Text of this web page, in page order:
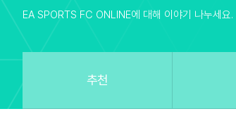
커뮤니티
방명록
설정
업데이트
유저 가이드
EA SPORTS FC ONLINE에 대해 이야기 나누세요.
추천